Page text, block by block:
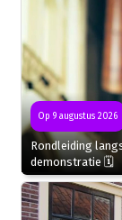
Op 9 augustus 2026
Rondleiding
demonstratie 🗓